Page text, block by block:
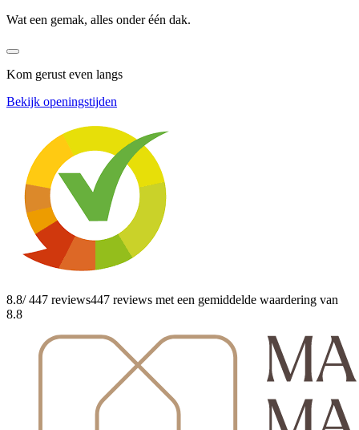
Wat een gemak, alles onder één dak.
Kom gerust even langs
Bekijk openingstijden
8.8/ 447 reviews447 reviews met een gemiddelde waardering van
8.8